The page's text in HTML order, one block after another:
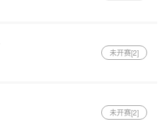
未开赛[2]
未开赛[2]